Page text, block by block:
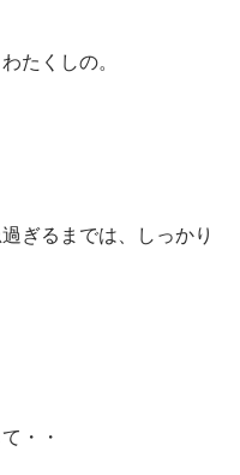
たくしの。
ぎるまでは、しっかり
・・